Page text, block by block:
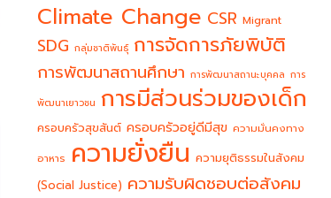
Climate Change CSR Migrant
SDG กลุ่มชาติพันธุ์ การจัดการภัยพิบัติ
การพัฒนาสถานศึกษา การพัฒนาสถานะบุคคล การ
พัฒนาเยาวชน การมีส่วนร่วมของเด็ก
ครอบครัวสุขสันต์ ครอบครัวอยู่ดีมีสุข ความมั่นคงทาง
อาหาร ความยั่งยืน ความยุติธรรมในสังคม
(Social Justice) ความรับผิดชอบต่อสังคม